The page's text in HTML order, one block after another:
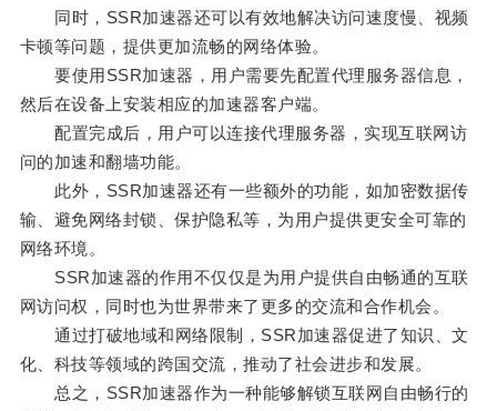
同时，SSR加速器还可以有效地解决访问速度慢、视频
卡顿等问题，提供更加流畅的网络体验。
要使用SSR加速器，用户需要先配置代理服务器信息，
然后在设备上安装相应的加速器客户端。
配置完成后，用户可以连接代理服务器，实现互联网访
问的加速和翻墙功能。
此外，SSR加速器还有一些额外的功能，如加密数据传
输、避免网络封锁、保护隐私等，为用户提供更安全可靠的
网络环境。
SSR加速器的作用不仅仅是为用户提供自由畅通的互联
网访问权，同时也为世界带来了更多的交流和合作机会。
通过打破地域和网络限制，SSR加速器促进了知识、文
化、科技等领域的跨国交流，推动了社会进步和发展。
总之，SSR加速器作为一种能够解锁互联网自由畅行的